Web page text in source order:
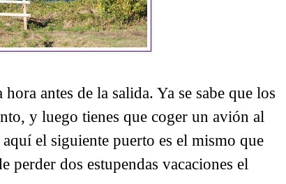
antes de la salida. Ya se sabe que los
y luego tienes que coger un avión al
el siguiente puerto es el mismo que
perder dos estupendas vacaciones el